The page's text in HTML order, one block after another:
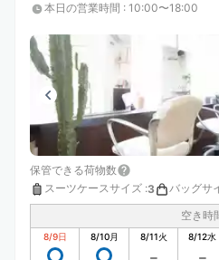
本日の営業時間 : 10:00〜18:00
保管できる荷物数
スーツケースサイズ :3 バッグサ
空き時
8/9日 8/10月 8/11火 8/12水